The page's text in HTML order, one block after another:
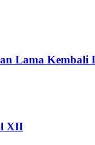
Lama
XII